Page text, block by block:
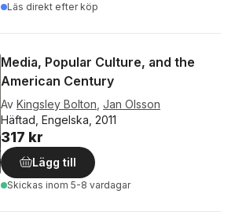
Läs direkt efter köp
Media, Popular Culture, and the
American Century
Av Kingsley Bolton Jan Olsson
Häftad, Engelska, 2011
317 kr
Lägg till
Skickas inom 5-8 vardagar